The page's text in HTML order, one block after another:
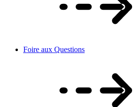
Foire aux Questions